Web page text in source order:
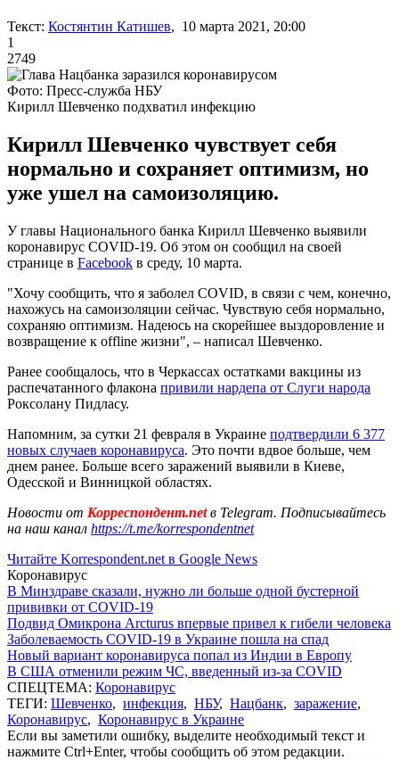
Текст: Костянтин Катишев, 10 марта 2021, 20:00
1
2749
Фото: Пресс-служба НБУ
Кирилл Шевченко подхватил инфекцию
Кирилл Шевченко чувствует себя
нормально и сохраняет оптимизм, но
уже ушел на самоизоляцию.
У главы Национального банка Кирилл Шевченко выявили
коронавирус COVID-19. Об этом он сообщил на своей
странице в Facebook в среду, 10 марта.
"Хочу сообщить, что я заболел COVID, в связи с чем, конечно,
нахожусь на самоизоляции сейчас. Чувствую себя нормально,
сохраняю оптимизм. Надеюсь на скорейшее выздоровление и
возвращение к offline жизни", – написал Шевченко.
Ранее сообщалось, что в Черкассах остатками вакцины из
распечатанного флакона привили нардепа от Слуги народа
Роксолану Пидласу.
Напомним, за сутки 21 февраля в Украине подтвердили 6 377
новых случаев коронавируса. Это почти вдвое больше, чем
днем ранее. Больше всего заражений выявили в Киеве,
Одесской и Винницкой областях.
Новости от Корреспондент.netв Telegram. Подписывайтесь
на наш канал https://t.me/korrespondentnet
Читайте Korrespondent.net в Google News
Коронавирус
В Минздраве сказали, нужно ли больше одной бустерной
прививки от COVID-19
Подвид Омикрона Arcturus впервые привел к гибели человека
Заболеваемость COVID-19 в Украине пошла на спад
Новый вариант коронавируса попал из Индии в Европу
В США отменили режим ЧС, введенный из-за COVID
СПЕЦТЕМА: Коронавирус
ТЕГИ: Шевченко, инфекция, НБУ, Нацбанк, заражение,
Коронавирус, Коронавирус в Украине
Если вы заметили ошибку, выделите необходимый текст и
нажмите Ctrl+Enter, чтобы сообщить об этом редакции.